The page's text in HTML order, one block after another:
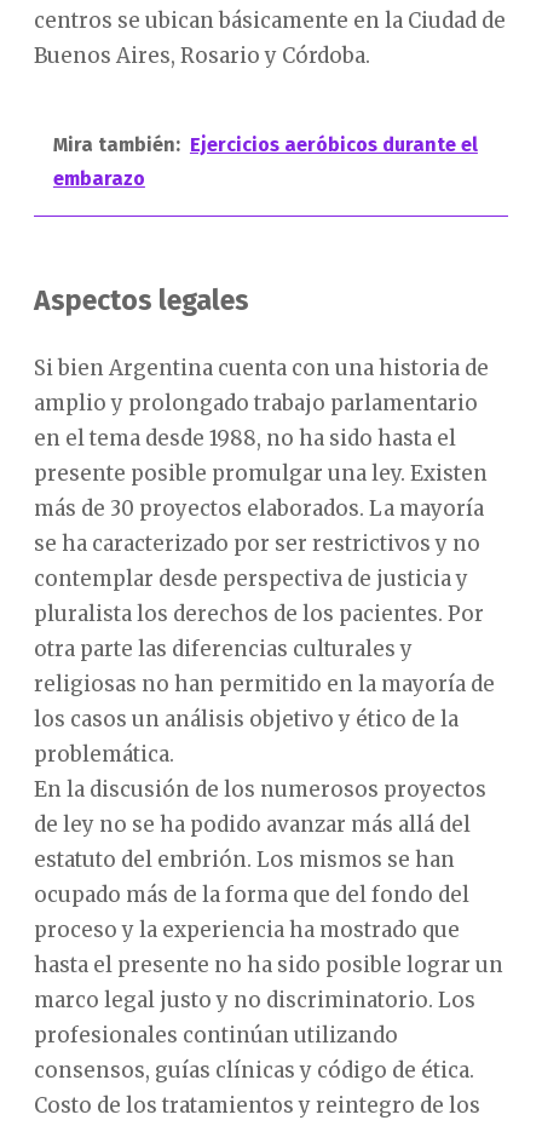
centros se ubican básicamente en la Ciudad de
Buenos Aires, Rosario y Córdoba.
Mira también: Ejercicios aeróbicos durante el
embarazo
Aspectos legales
Si bien Argentina cuenta con una historia de
amplio y prolongado trabajo parlamentario
en el tema desde 1988, no ha sido hasta el
presente posible promulgar una ley. Existen
más de 30 proyectos elaborados. La mayoría
se ha caracterizado por ser restrictivos y no
contemplar desde perspectiva de justicia y
pluralista los derechos de los pacientes. Por
otra parte las diferencias culturales y
religiosas no han permitido en la mayoría de
los casos un análisis objetivo y ético de la
problemática.
En la discusión de los numerosos proyectos
de ley no se ha podido avanzar más allá del
estatuto del embrión. Los mismos se han
ocupado más de la forma que del fondo del
proceso y la experiencia ha mostrado que
hasta el presente no ha sido posible lograr un
marco legal justo y no discriminatorio. Los
profesionales continúan utilizando
consensos, guías clínicas y código de ética.
Costo de los tratamientos y reintegro de los